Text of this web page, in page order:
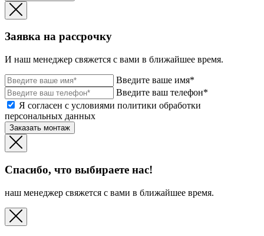
Заявка на рассрочку
И наш менеджер свяжется с вами в ближайшее время.
Введите ваше имя*
Введите ваш телефон*
Я согласен с условиями политики обработки
персональных данных
Заказать монтаж
Спасибо, что выбираете нас!
наш менеджер свяжется с вами в ближайшее время.